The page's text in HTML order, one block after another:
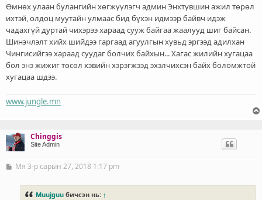
г
Өмнөх улаан булангийн хөгжүүлэгч админ Энхтүвшин ажил төрөл
ихтэй, олдоц муутайн улмаас бид бүхэн идмээр байвч идэж
чадахгүй дуртай чихэрээ хараад сууж байгаа жаалууд шиг байсан.
Шинэчлэлт хийх шийдээ гаргаад агуулгын хувьд эргээд адилхан
Чингисийгээ хараад суудаг болчих байхын... Хагас жилийн хугацаа
бол энэ жижиг төсөл хэвийн хэрэгжээд эхэлчихсэн байх боломжтой
хугацаа шдээ.
www.jungle.mn
Chinggis
Site Admin
БМя 3-р сарын 27, 2018 1:17 pm
Muujguu бичсэн нь: ↑